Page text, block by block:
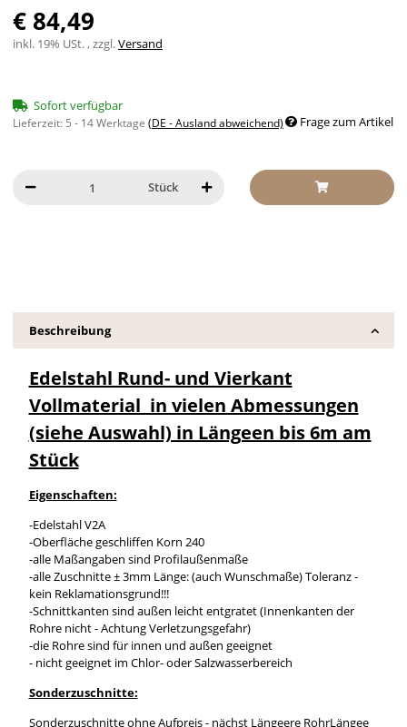
€ 84,49
inkl. 19% USt. , zzgl.Versand
Sofort verfügbar
Lieferzeit: 5 - 14 Werktage (DE - Ausland abweichend) Frage zum Artikel
Stück
Beschreibung
Edelstahl Rund- und Vierkant
Vollmaterial in vielen Abmessungen
(siehe Auswahl) in Längeen bis 6m am
Stück
Eigenschaften:
-Edelstahl V2A
-Oberfläche geschliffen Korn 240
-alle Maßangaben sind Profilaußenmaße
-alle Zuschnitte ± 3mm Länge: (auch Wunschmaße) Toleranz -
kein Reklamationsgrund!!!
-Schnittkanten sind außen leicht entgratet (Innenkanten der
Rohre nicht - Achtung Verletzungsgefahr)
-die Rohre sind für innen und außen geeignet
- nicht geeignet im Chlor- oder Salzwasserbereich
Sonderzuschnitte:
Sonderzuschnitte ohne Aufpreis - nächst Längeere RohrLängee